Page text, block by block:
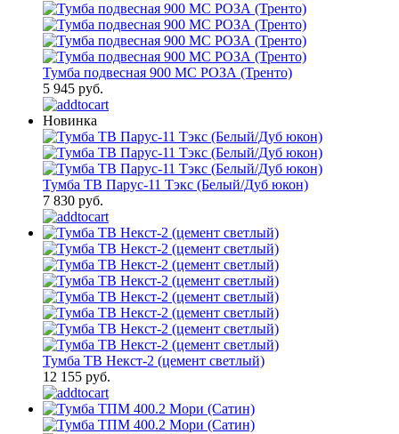
Тумба подвесная 900 МС РОЗА (Тренто)
5 945 руб.
Новинка
Тумба ТВ Парус-11 Тэкс (Белый/Дуб юкон)
7 830 руб.
Тумба ТВ Некст-2 (цемент светлый)
12 155 руб.